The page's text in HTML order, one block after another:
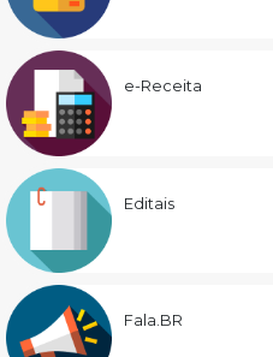
e-Receita
Editais
Fala.BR